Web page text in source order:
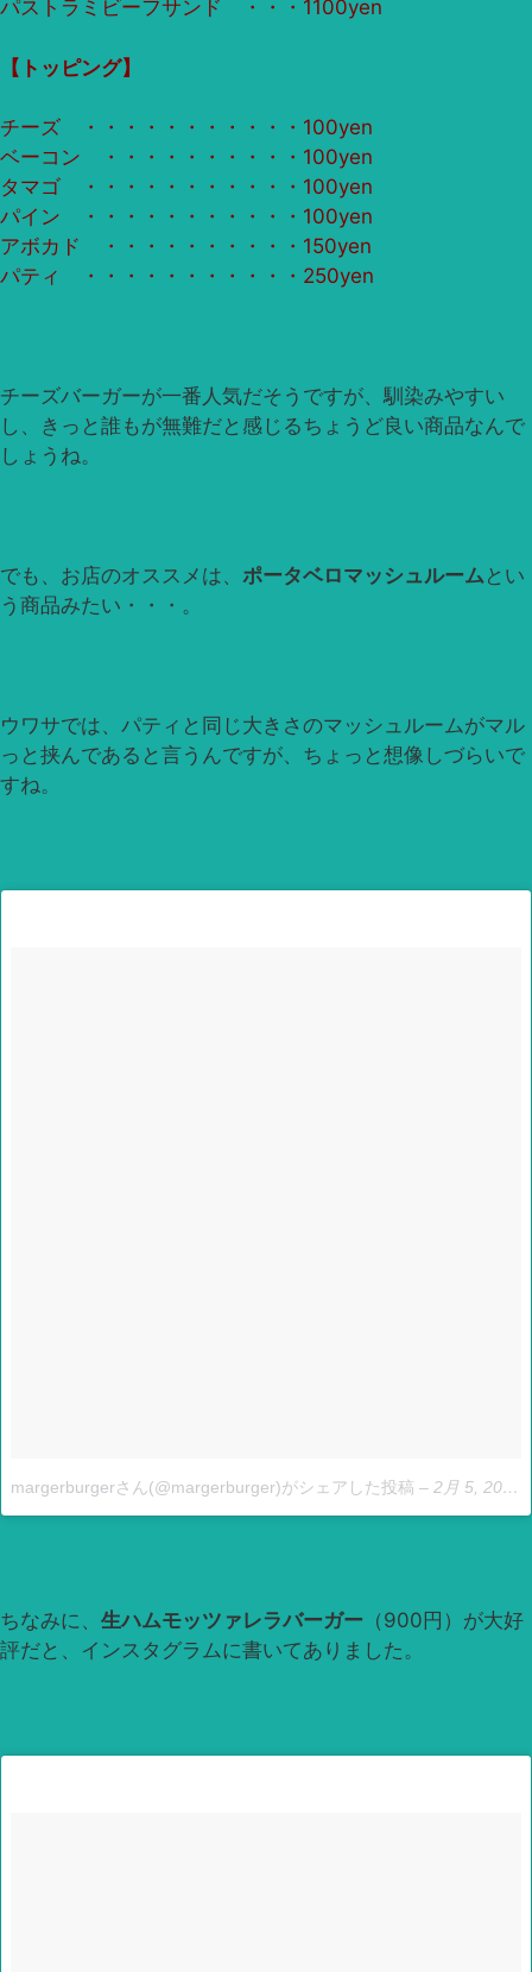
パストラミビーフサンド ・・・1100yen
【トッピング】
チーズ ・・・・・・・・・・・100yen
ベーコン ・・・・・・・・・・100yen
タマゴ ・・・・・・・・・・・100yen
パイン ・・・・・・・・・・・100yen
アボカド ・・・・・・・・・・150yen
パティ ・・・・・・・・・・・250yen
チーズバーガーが一番人気だそうですが、馴染みやすい
し、きっと誰もが無難だと感じるちょうど良い商品なんで
しょうね。
でも、お店のオススメは、 ポータベロマッシュルームとい
う商品みたい・・・。
ウワサでは、パティと同じ大きさのマッシュルームがマル
っと挟んであると言うんですが、ちょっと想像しづらいで
すね。
margerburgerさん(@margerburger)がシェアした投稿 – 2月 5, 2017 at 6:51午後 PST
ちなみに、 生ハムモッツァレラバーガー （900円）が大好
評だと、インスタグラムに書いてありました。